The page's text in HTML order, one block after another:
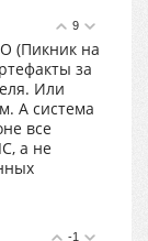
9
(Пикник на
за
Или
А система
все
а не
-1